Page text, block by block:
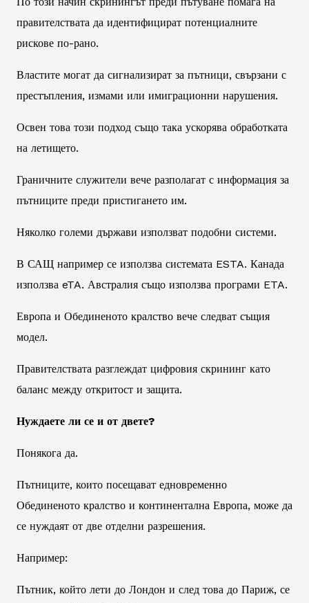
правителствата да идентифицират потенциалните
рискове по-рано.
Властите могат да сигнализират за пътници, свързани с
престъпления, измами или имиграционни нарушения.
Освен това този подход също така ускорява обработката
на летището.
Граничните служители вече разполагат с информация за
пътниците преди пристигането им.
Няколко големи държави използват подобни системи.
В САЩ например се използва системата ESTA. Канада
използва eTA. Австралия също използва програми ETA.
Европа и Обединеното кралство вече следват същия
модел.
Правителствата разглеждат цифровия скрининг като
баланс между откритост и защита.
Нуждаете ли се и от двете?
Понякога да.
Пътниците, които посещават едновременно
Обединеното кралство и континентална Европа, може да
се нуждаят от две отделни разрешения.
Например:
Пътник, който лети до Лондон и след това до Париж, се